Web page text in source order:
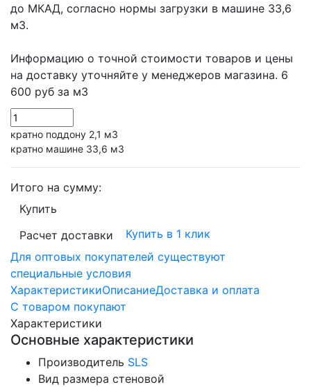
до МКАД, согласно нормы загрузки в машине 33,6
м3.
Информацию о точной стоимости товаров и цены
на доставку уточняйте у менеджеров магазина. 6
600 руб за м3
кратно поддону 2,1 м3
кратно машине 33,6 м3
Итого на сумму:
Купить
Расчет доставки
Купить в 1 клик
Для оптовых покупателей существуют
специальные условия
ХарактеристикиОписаниеДоставка и оплата
С товаром покупают
Характеристики
Основные характеристики
Производитель SLS
Вид размера стеновой